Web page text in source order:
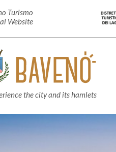
Turismo
Website
the city and its hamlets